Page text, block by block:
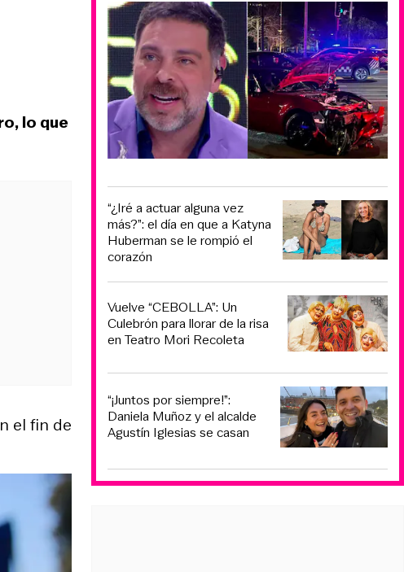
lo que
el fin de
“¿Iré a actuar alguna vez
más?”: el día en que a Katyna
Huberman se le rompió el
corazón
Vuelve “CEBOLLA”: Un
Culebrón para llorar de la risa
en Teatro Mori Recoleta
“¡Juntos por siempre!”:
Daniela Muñoz y el alcalde
Agustín Iglesias se casan